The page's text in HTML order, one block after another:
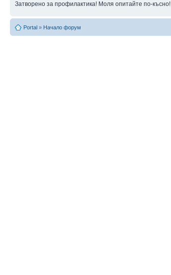
Затворено за профилактика! Моля опитайте по-късно!
Portal » Начало форум